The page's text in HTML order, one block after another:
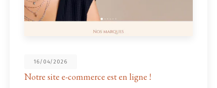
16/04/2026
Notre site e-commerce est en ligne !